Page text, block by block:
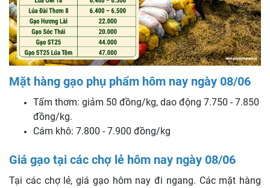
Mặt hàng gạo phụ phẩm hôm nay ngày 08/06
Tấm thơm: giảm 50 đồng/kg, dao động 7.750 - 7.850
đồng/kg.
Cám khô: 7.800 - 7.900 đồng/kg
Giá gạo tại các chợ lẻ hôm nay ngày 08/06
Tại các chợ lẻ, giá gạo hôm nay đi ngang. Các mặt hàng